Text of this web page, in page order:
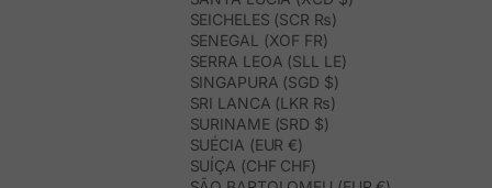
SEICHELES (SCR ₨)
SENEGAL (XOF FR)
SERRA LEOA (SLL LE)
SINGAPURA (SGD $)
SRI LANCA (LKR ₨)
SURINAME (SRD $)
SUÉCIA (EUR €)
SUÍÇA (CHF CHF)